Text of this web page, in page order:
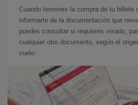
Cuando termines la compra de tu billete
informarte de la documentación que
puedes consultar si requieres visado,
cualquier otro documento, según el
vuelo.